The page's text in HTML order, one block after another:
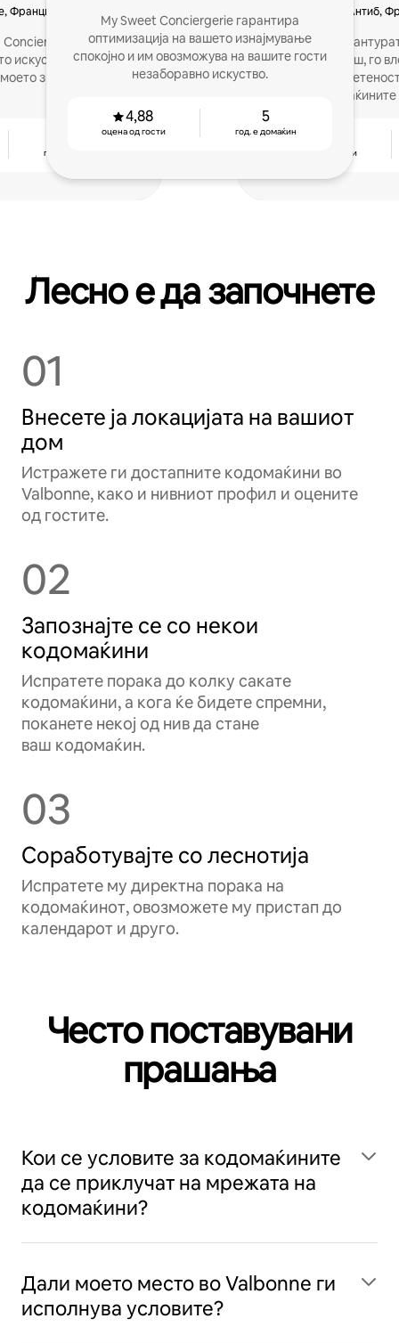
Франција
ќе ви го
искуство, мојата
знаење.
год. е домаќин
My Sweet Conciergerie гарантира
оптимизација на вашето изнајмување
спокојно и им овозможува на вашите гости
незаборавно искуство.
4,88
оцена од гости
5
год. е домаќин
Антиб,
Ја започнав
години. Оттогаш, го
искуство и
оцена од гости
Лесно е да започнете
01
Внесете ја локацијата на вашиот
дом
Истражете ги достапните кодомаќини во
Valbonne, како и нивниот профил и оцените
од гостите.
02
Запознајте се со некои
кодомаќини
Испратете порака до колку сакате
кодомаќини, а кога ќе бидете спремни,
поканете некој од нив да стане
ваш кодомаќин.
03
Соработувајте со леснотија
Испратете му директна порака на
кодомаќинот, овозможете му пристап до
календарот и друго.
Често поставувани
прашања
Кои се условите за кодомаќините
да се приклучат на мрежата на
кодомаќини?
Дали моето место во Valbonne ги
исполнува условите?